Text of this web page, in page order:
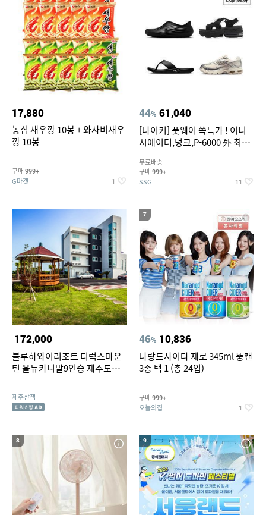
17,880
농심 새우깡 10봉 + 와사비새우
깡 10봉
구매 999+
G마켓 1
44% 61,040
[나이키] 풋웨어 쓱특가 ! 이니
시에이터,덩크,P-6000 外 최대
무료배송
구매 999+
SSG 11
172,000
블루하와이리조트 디럭스마운
틴 올뉴카니발9인승 제주도단
가까운펜션 제주티켓이벤트
제주산책
7
46% 10,836
나랑드사이다 제로 345ml 뚱캔
3종 택 1 (총 24입)
구매 999+
오늘의집 1
8 9